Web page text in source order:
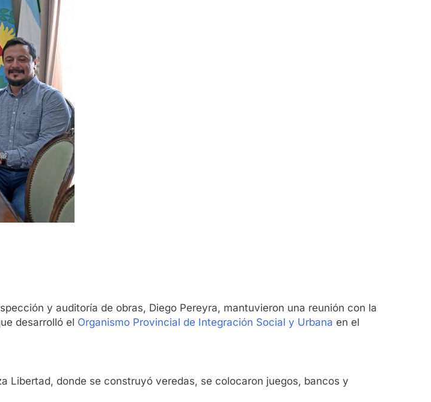
y auditoría de obras, Diego Pereyra, mantuvieron una reunión con la
desarrolló el Organismo Provincial de Integración Social y Urbana en el
Libertad, donde se construyó veredas, se colocaron juegos, bancos y